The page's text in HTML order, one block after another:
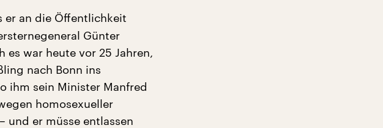
er an die Öffentlichkeit
Günter
es war heute vor 25 Jahren,
nach Bonn ins
ihm sein Minister Manfred
homosexueller
und er müsse entlassen